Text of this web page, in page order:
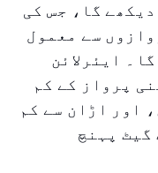
گا، جس کی
سے معمول
ایئرلائن
پرواز کے کم
اور اڑان سے کم
گیٹ پہنچ